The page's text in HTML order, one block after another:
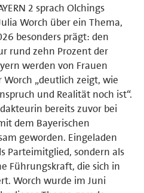
2 sprach Olchings
Worch über ein Thema,
besonders prägt: den
rund zehn Prozent der
werden von Frauen
„deutlich zeigt, wie
und Realität noch ist“.
bereits zuvor bei
dem Bayerischen
geworden. Eingeladen
Parteimitglied, sondern als
Führungskraft, die sich in
Worch wurde im Juni